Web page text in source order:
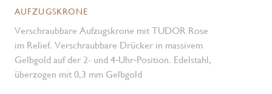
AUFZUGSKRONE
Verschraubbare Aufzugskrone mit TUDOR Rose
im Relief. Verschraubbare Drücker in massivem
Gelbgold auf der 2- und 4‑Uhr‑Position. Edelstahl,
überzogen mit 0,3 mm Gelbgold